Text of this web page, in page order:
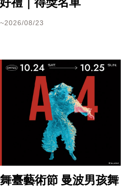
08/23
臺藝術節 曼波男孩舞